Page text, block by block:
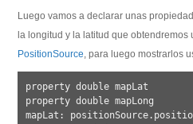
Luego vamos a declarar unas
la longitud y la latitud que obtendremos
PositionSource, para luego mostrarlos
property double mapLat
property double mapLong
mapLat: